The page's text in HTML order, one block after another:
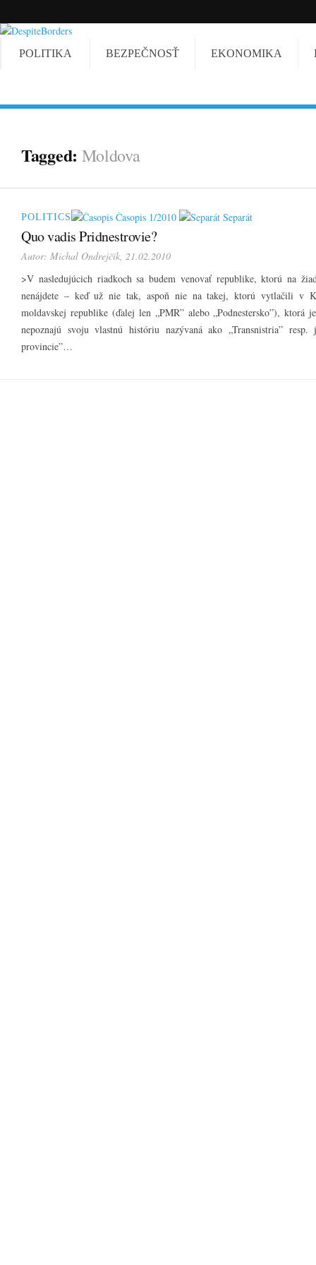
POLITIKA BEZPEČNOSŤ EKONOMIKA
Tagged: Moldova
POLITICS Časopis 1/2010 Separát
Quo vadis Pridnestrovie?
Autor: Michal Ondrejčík, 21.02.2010
>V nasledujúcich riadkoch sa budem venovať republike, ktorú na
nenájdete – keď už nie tak, aspoň nie na takej, ktorú vytlačili v
moldavskej republike (ďalej len „PMR” alebo „Podnestersko”), ktorá
nepoznajú svoju vlastnú históriu nazývaná ako „Transnistria”
provincie”…